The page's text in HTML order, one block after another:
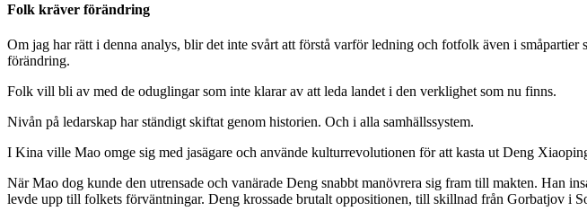
Folk kräver förändring
Om jag har rätt i denna analys, blir det inte svårt att förstå varför ledning och fotfolk även i
förändring.
Folk vill bli av med de oduglingar som inte klarar av att leda landet i den verklighet som nu finns.
Nivån på ledarskap har ständigt skiftat genom historien. Och i alla samhällssystem.
I Kina ville Mao omge sig med jasägare och använde kulturrevolutionen för att kasta ut Deng
När Mao dog kunde den utrensade och vanärade Deng snabbt manövrera sig fram till makten. Han
levde upp till folkets förväntningar. Deng krossade brutalt oppositionen, till skillnad från Gorbatjov i